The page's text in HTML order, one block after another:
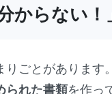
からない！
ごとがあります。
られた書類を作っ